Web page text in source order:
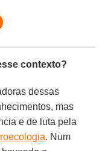
contexto?
dessas
mas
e de luta pela
. Num